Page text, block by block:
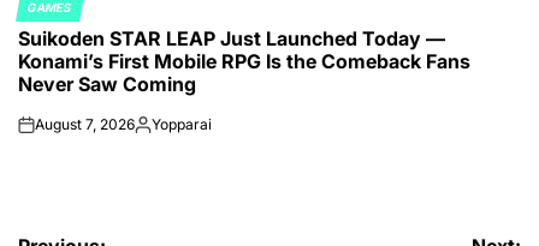
POSTED
IN
GAMES
Suikoden STAR LEAP Just Launched Today —
Konami’s First Mobile RPG Is the Comeback Fans
Never Saw Coming
onAugust 7, 2026Posted
Yopparai